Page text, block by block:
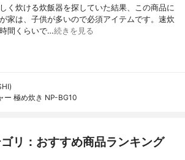
く炊ける炊飯器を探していた結果、この商品に
家は、子供が多いので必須アイテムです。速炊
間くらいで…続きを見る
ー 極め炊き NP-BG10
リ：おすすめ商品ランキング